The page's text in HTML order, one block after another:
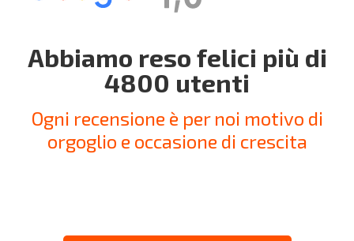
Abbiamo reso felici più di
4800 utenti
Ogni recensione è per noi motivo di
orgoglio e occasione di crescita